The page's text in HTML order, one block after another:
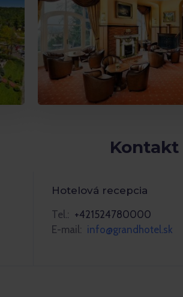
Kontakt
Hotelová recepcia
Tel.: +421524780000
E-mail: info@grandhotel.sk